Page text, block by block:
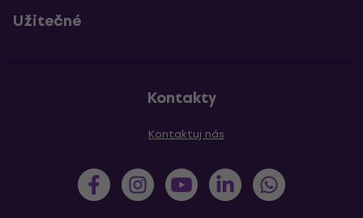
Užitečné
Kontakty
Kontaktuj nás